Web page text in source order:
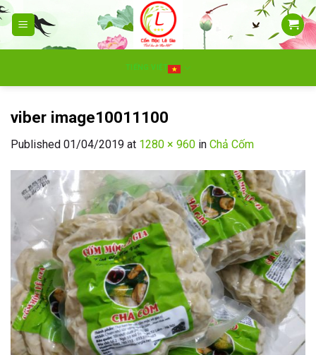
Skip
to
TIẾNG VIỆT
viber image10011100
Published 01/04/2019 at 1280 × 960 in Chả Cốm